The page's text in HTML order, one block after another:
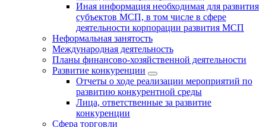
Иная информация необходимая для развития
субъектов МСП, в том числе в сфере
деятельности корпорации развития МСП
Неформальная занятость
Международная деятельность
Планы финансово-хозяйственной деятельности
Развитие конкуренции
Отчеты о ходе реализации мероприятий по
развитию конкурентной среды
Лица, ответственные за развитие
конкуренции
Сфера торговли